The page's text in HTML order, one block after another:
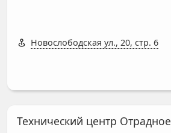
Новослободская ул., 20, стр. 6
Технический центр Отрадное